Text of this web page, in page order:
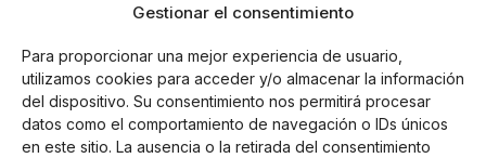
Gestionar el consentimiento
Para proporcionar una mejor experiencia de usuario,
utilizamos cookies para acceder y/o almacenar la información
del dispositivo. Su consentimiento nos permitirá procesar
datos como el comportamiento de navegación o IDs únicos
en este sitio. La ausencia o la retirada del consentimiento
Una publicación compartida de Sharon Stone (@sharonstone)